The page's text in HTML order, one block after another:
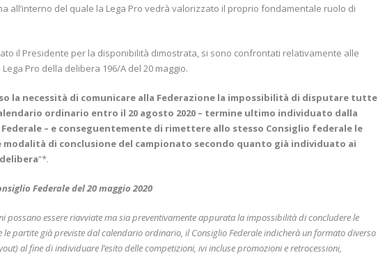
all’interno del quale la Lega Pro vedrà valorizzato il proprio fondamentale ruolo di
il Presidente per la disponibilità dimostrata, si sono confrontati relativamente alle
Pro della delibera 196/A del 20 maggio.
la necessità di comunicare alla Federazione la impossibilità di disputare tutte
ordinario entro il 20 agosto 2020 – termine ultimo individuato dalla
Federale – e conseguentemente di rimettere allo stesso Consiglio federale le
di conclusione del campionato secondo quanto già individuato ai
“*.
Federale del 20 maggio 2020
possano essere riavviate ma sia preventivamente appurata la impossibilità di concludere le
le partite già previste dal calendario ordinario, il Consiglio Federale indicherà un formato diverso
al fine di individuare l’esito delle competizioni, ivi incluse promozioni e retrocessioni,